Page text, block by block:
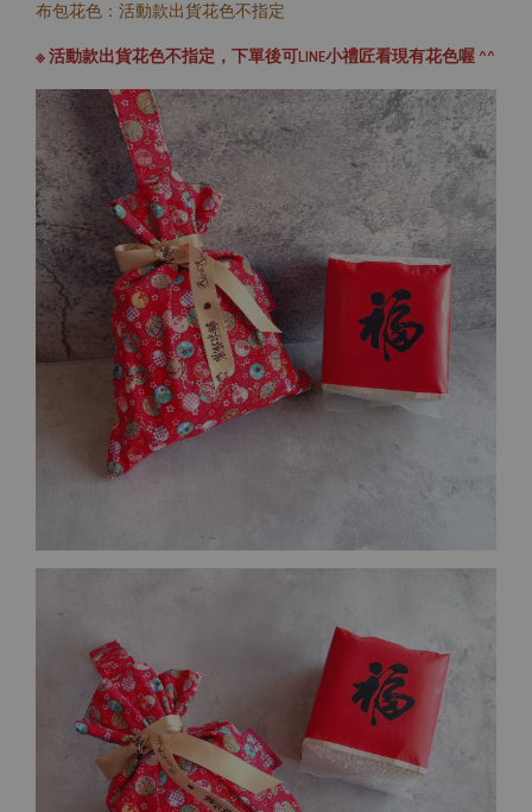
布包花色：活動款出貨花色不指定
※ 活動款出貨花色不指定，下單後可LINE小禮匠看現有花色喔 ^^